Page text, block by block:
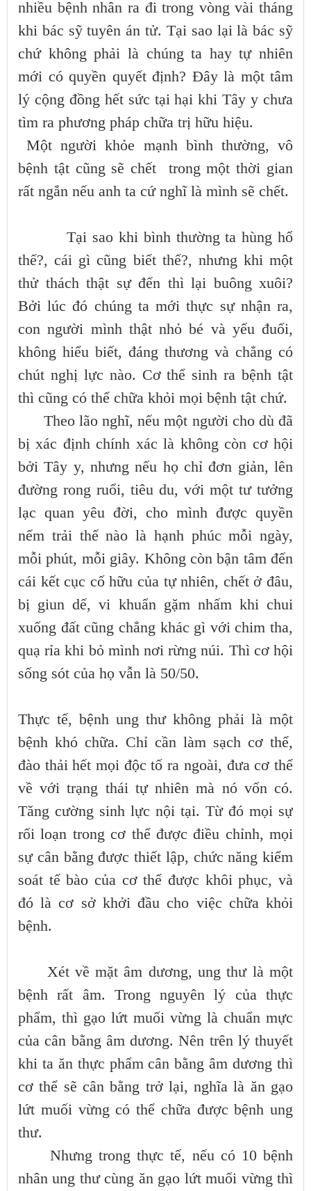
nhiều bệnh nhân ra đi trong vòng vài tháng
khi bác sỹ tuyên án tử. Tại sao lại là bác sỹ
chứ không phải là chúng ta hay tự nhiên
mới có quyền quyết định? Đây là một tâm
lý cộng đồng hết sức tại hại khi Tây y chưa
tìm ra phương pháp chữa trị hữu hiệu.
Một người khỏe mạnh bình thường, vô
bệnh tật cũng sẽ chết trong một thời gian
rất ngắn nếu anh ta cứ nghĩ là mình sẽ chết.
Tại sao khi bình thường ta hùng hổ
thế?, cái gì cũng biết thế?, nhưng khi một
thử thách thật sự đến thì lại buông xuôi?
Bởi lúc đó chúng ta mới thực sự nhận ra,
con người mình thật nhỏ bé và yếu đuối,
không hiểu biết, đáng thương và chẳng có
chút nghị lực nào. Cơ thể sinh ra bệnh tật
thì cũng có thể chữa khỏi mọi bệnh tật chứ.
Theo lão nghĩ, nếu một người cho dù đã
bị xác định chính xác là không còn cơ hội
bởi Tây y, nhưng nếu họ chỉ đơn giản, lên
đường rong ruổi, tiêu du, với một tư tưởng
lạc quan yêu đời, cho mình được quyền
nếm trải thế nào là hạnh phúc mỗi ngày,
mỗi phút, mỗi giây. Không còn bận tâm đến
cái kết cục cố hữu của tự nhiên, chết ở đâu,
bị giun dế, vi khuẩn gặm nhấm khi chui
xuống đất cũng chẳng khác gì với chim tha,
quạ rỉa khi bỏ mình nơi rừng núi. Thì cơ hội
sống sót của họ vẫn là 50/50.
Thực tế, bệnh ung thư không phải là một
bệnh khó chữa. Chỉ cần làm sạch cơ thể,
đào thải hết mọi độc tố ra ngoài, đưa cơ thể
về với trạng thái tự nhiên mà nó vốn có.
Tăng cường sinh lực nội tại. Từ đó mọi sự
rối loạn trong cơ thể được điều chỉnh, mọi
sự cân bằng được thiết lập, chức năng kiểm
soát tế bào của cơ thể được khôi phục, và
đó là cơ sở khởi đầu cho việc chữa khỏi
bệnh.
Xét về mặt âm dương, ung thư là một
bệnh rất âm. Trong nguyên lý của thực
phẩm, thì gạo lứt muối vừng là chuẩn mực
của cân bằng âm dương. Nên trên lý thuyết
khi ta ăn thực phẩm cân bằng âm dương thì
cơ thể sẽ cân bằng trở lại, nghĩa là ăn gạo
lứt muối vừng có thể chữa được bệnh ung
thư.
Nhưng trong thực tế, nếu có 10 bệnh
nhân ung thư cùng ăn gạo lứt muối vừng thì